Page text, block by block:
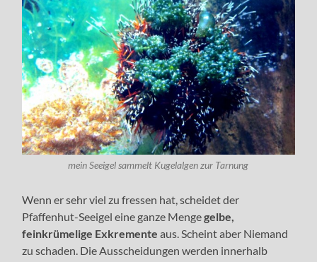
mein Seeigel sammelt Kugelalgen zur Tarnung
Wenn er sehr viel zu fressen hat, scheidet der
Pfaffenhut-Seeigel eine ganze Mengegelbe,
feinkrümelige Exkremente aus. Scheint aber Niemand
zu schaden. Die Ausscheidungen werden innerhalb